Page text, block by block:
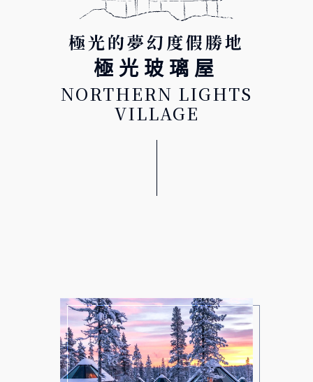
極光的夢幻度假勝地
極光玻璃屋
NORTHERN LIGHTS
VILLAGE